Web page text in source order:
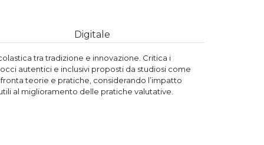
Digitale
tra tradizione e innovazione. Critica i
autentici e inclusivi proposti da studiosi come
teorie e pratiche, considerando l’impatto
al miglioramento delle pratiche valutative.